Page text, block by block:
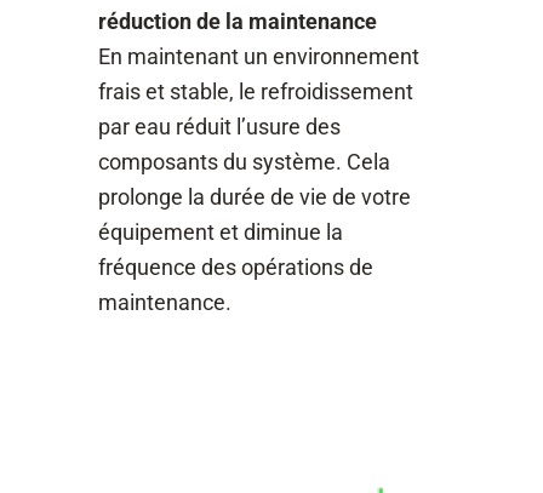
réduction de la maintenance
En maintenant un environnement
frais et stable, le refroidissement
par eau réduit l’usure des
composants du système. Cela
prolonge la durée de vie de votre
équipement et diminue la
fréquence des opérations de
maintenance.